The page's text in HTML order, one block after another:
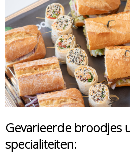
Gevarieerde broodjes
specialiteiten: